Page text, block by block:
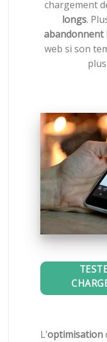
chargement
longs.
abandonnent
web si son
L’optimisation